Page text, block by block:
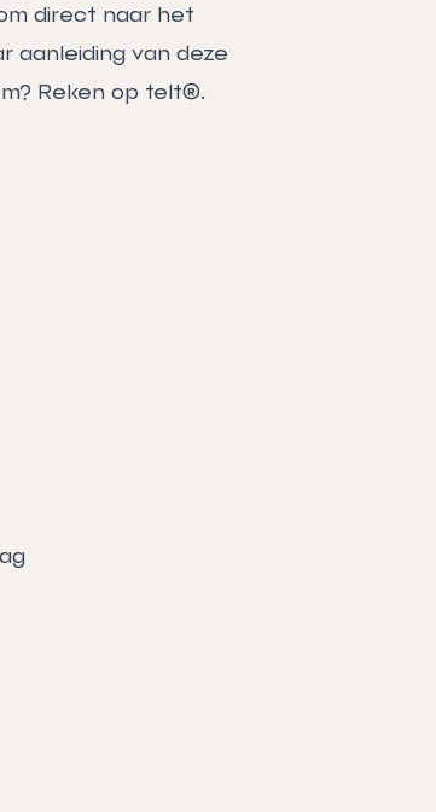
direct naar het
aanleiding van deze
Reken op telt®.